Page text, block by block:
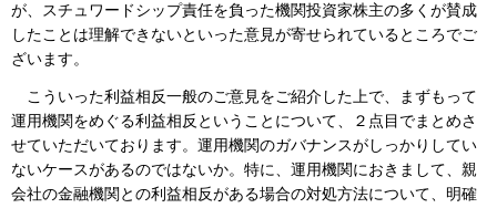
が、スチュワードシップ責任を負った機関投資家株主の多くが賛成
したことは理解できないといった意見が寄せられているところでご
ざいます。
こういった利益相反一般のご意見をご紹介した上で、まずもって
運用機関をめぐる利益相反ということについて、２点目でまとめさ
せていただいております。運用機関のガバナンスがしっかりしてい
ないケースがあるのではないか。特に、運用機関におきまして、親
会社の金融機関との利益相反がある場合の対処方法について、明確